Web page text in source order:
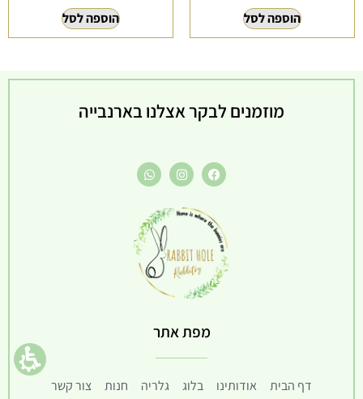
הוספה לסל הוספה לסל
מוזמנים לבקר אצלנו בארנבייה
מפת אתר
דף הבית אודותינו בלוג גלריה חנות צור קשר